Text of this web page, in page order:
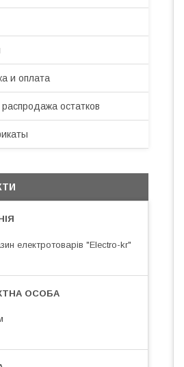
и оплата
остатков
електротоварів "Electro-kr"